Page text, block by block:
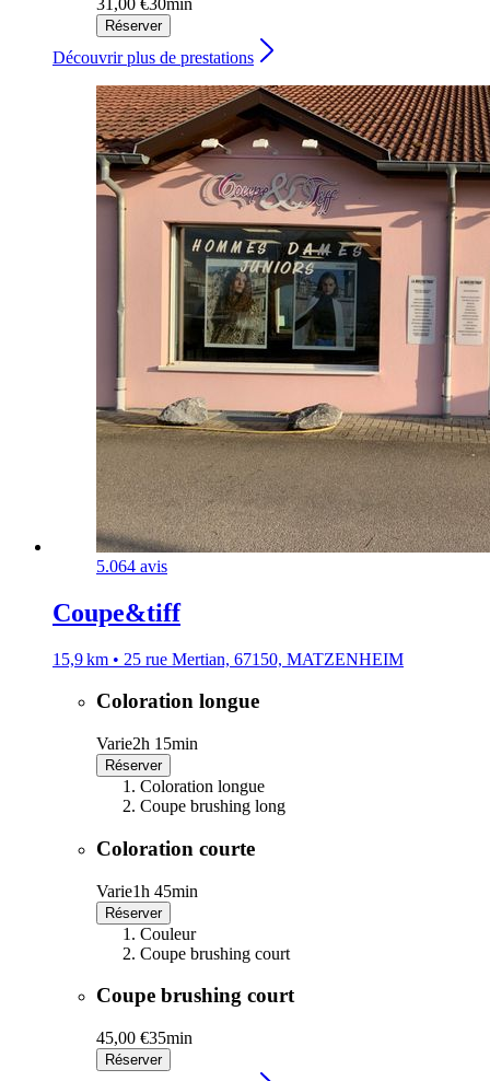
31,00 €30min
Réserver
Découvrir plus de prestations
5.064 avis
Coupe&tiff
15,9 km • 25 rue Mertian, 67150, MATZENHEIM
Coloration longue
Varie2h 15min
Réserver
Coloration longue
Coupe brushing long
Coloration courte
Varie1h 45min
Réserver
Couleur
Coupe brushing court
Coupe brushing court
45,00 €35min
Réserver